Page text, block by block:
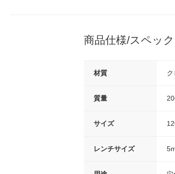
商品仕様/スペック
材質
質量
サイズ
レンチサイズ